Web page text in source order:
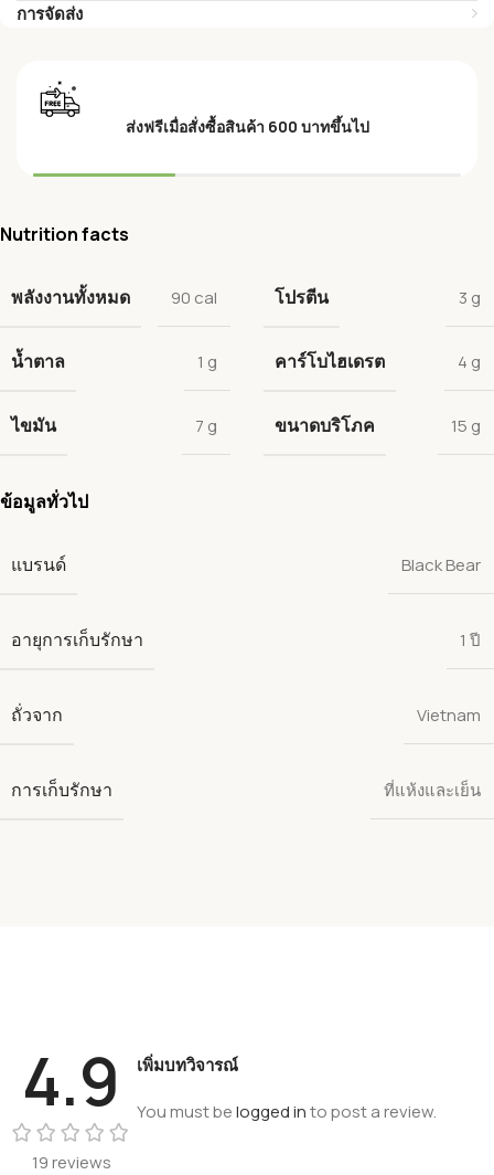
การจัดส่ง
ส่งฟรีเมื่อสั่งซื้อสินค้า 600 บาทขึ้นไป
Nutrition facts
พลังงานทั้งหมด 90 cal โปรตีน 3 g
น้ำตาล 1 g คาร์โบไฮเดรต 4 g
ไขมัน 7 g ขนาดบริโภค 15 g
ข้อมูลทั่วไป
แบรนด์ Black Bear
อายุการเก็บรักษา 1 ปี
ถั่วจาก Vietnam
การเก็บรักษา ที่แห้งและเย็น
4.9
19 reviews
เพิ่มบทวิจารณ์
You must belogged into post a review.